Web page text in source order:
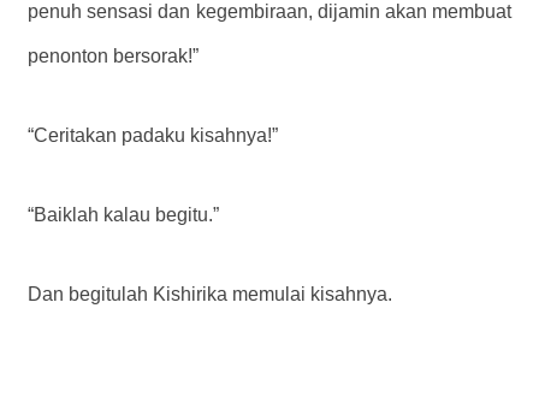
penuh sensasi dan kegembiraan, dijamin akan membuat
penonton bersorak!”
“Ceritakan padaku kisahnya!”
“Baiklah kalau begitu.”
Dan begitulah Kishirika memulai kisahnya.